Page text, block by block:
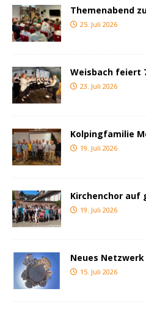
Themenabend zu
25. Juli 2026
Weisbach feiert
23. Juli 2026
Kolpingfamilie
19. Juli 2026
Kirchenchor auf
19. Juli 2026
Neues
15. Juli 2026